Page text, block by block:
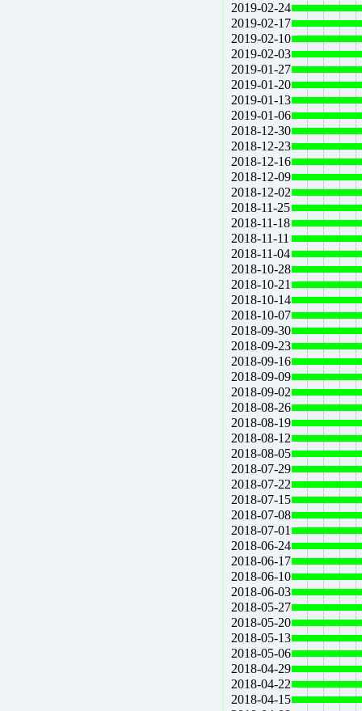
2019-02-24
2019-02-17
2019-02-10
2019-02-03
2019-01-27
2019-01-20
2019-01-13
2019-01-06
2018-12-30
2018-12-23
2018-12-16
2018-12-09
2018-12-02
2018-11-25
2018-11-18
2018-11-11
2018-11-04
2018-10-28
2018-10-21
2018-10-14
2018-10-07
2018-09-30
2018-09-23
2018-09-16
2018-09-09
2018-09-02
2018-08-26
2018-08-19
2018-08-12
2018-08-05
2018-07-29
2018-07-22
2018-07-15
2018-07-08
2018-07-01
2018-06-24
2018-06-17
2018-06-10
2018-06-03
2018-05-27
2018-05-20
2018-05-13
2018-05-06
2018-04-29
2018-04-22
2018-04-15